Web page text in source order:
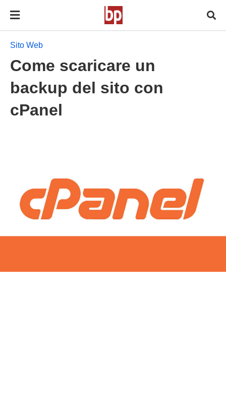
Sito Web
Come scaricare un
backup del sito con
cPanel